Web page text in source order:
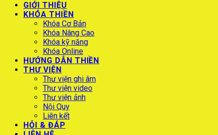
GIỚI THIỆU
KHÓA THIỀN
Khóa Cơ Bản
Khóa Nâng Cao
Khóa kỹ năng
Khóa Online
HƯỚNG DẪN THIỀN
THƯ VIỆN
Thư viện ghi âm
Thư viện video
Thư viện ảnh
Nội Quy
Liên kết
HỎI & ĐÁP